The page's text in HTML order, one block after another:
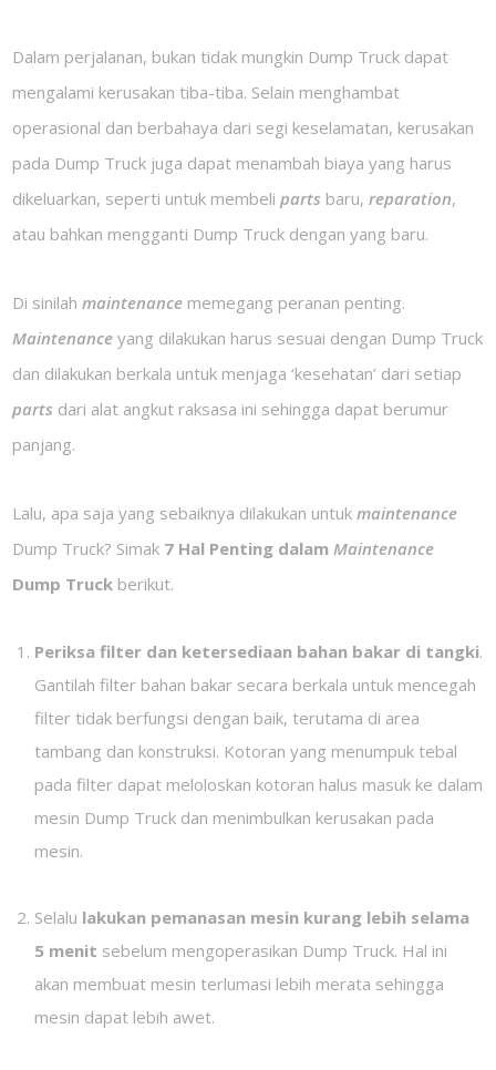
Dalam perjalanan, bukan tidak mungkin Dump Truck dapat
mengalami kerusakan tiba-tiba. Selain menghambat
operasional dan berbahaya dari segi keselamatan, kerusakan
pada Dump Truck juga dapat menambah biaya yang harus
dikeluarkan, seperti untuk membeliparts baru,reparation,
atau bahkan mengganti Dump Truck dengan yang baru.
Di sinilahmaintenance memegang peranan penting.
Maintenanceyang dilakukan harus sesuai dengan Dump Truck
dan dilakukan berkala untuk menjaga ‘kesehatan’ dari setiap
parts dari alat angkut raksasa ini sehingga dapat berumur
panjang.
Lalu, apa saja yang sebaiknya dilakukan untukmaintenance
Dump Truck? Simak 7 Hal Penting dalam Maintenance
Dump Truck berikut.
Periksa filter dan ketersediaan bahan bakar di tangki.
Gantilah filter bahan bakar secara berkala untuk mencegah
filter tidak berfungsi dengan baik, terutama di area
tambang dan konstruksi. Kotoran yang menumpuk tebal
pada filter dapat meloloskan kotoran halus masuk ke dalam
mesin Dump Truck dan menimbulkan kerusakan pada
mesin.
Selalu lakukan pemanasan mesin kurang lebih selama
5 menit sebelum mengoperasikan Dump Truck. Hal ini
akan membuat mesin terlumasi lebih merata sehingga
mesin dapat lebih awet.